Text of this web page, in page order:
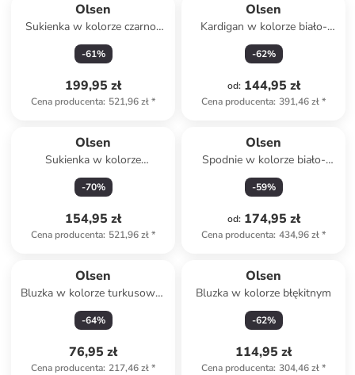
Olsen
Sukienka w kolorze czarno-
szarym
-61%
199,95 zł
Cena producenta: 521,96 zł*
Olsen
Kardigan w kolorze biało-
czarnym
-62%
od: 144,95 zł
Cena producenta: 391,46 zł*
Olsen
Sukienka w kolorze
granatowo-niebiesko-
beżowym
-70%
154,95 zł
Cena producenta: 521,96 zł*
Olsen
Spodnie w kolorze biało-
granatowym
-59%
od: 174,95 zł
Cena producenta: 434,96 zł*
Olsen
Bluzka w kolorze turkusowo-
białym
-64%
76,95 zł
Cena producenta: 217,46 zł*
Olsen
Bluzka w kolorze błękitnym
-62%
114,95 zł
Cena producenta: 304,46 zł*